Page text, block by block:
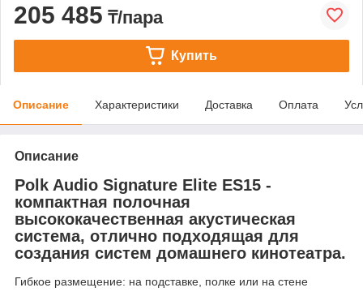
205 485 ₸/пара
Купить
Описание Характеристики Доставка Оплата
Описание
Polk Audio Signature Elite ES15 -
компактная полочная
высококачественная акустическая
система, отлично подходящая для
создания систем домашнего кинотеатра.
Гибкое размещение: на подставке, полке или на стене